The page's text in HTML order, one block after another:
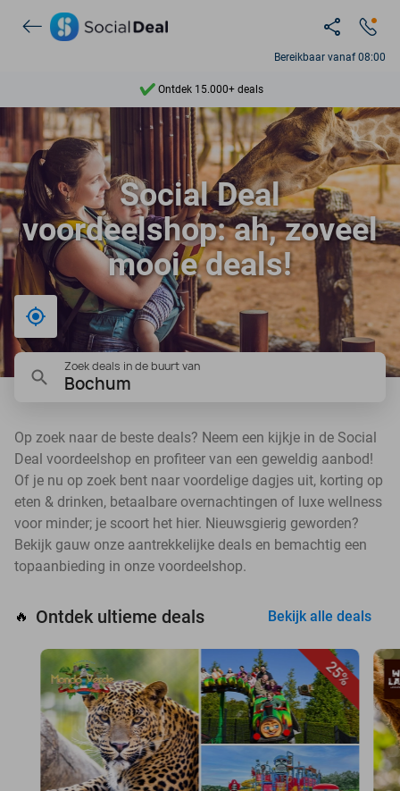
Bereikbaar vanaf 08:00
7 dagen per week beschikbaar
10+ miljoen leden
9,4
Ontdek 15.000+ deals
Social Deal
voordeelshop: ah, zoveel
mooie deals!
Bij mij in de buurt
Zoek deals in de buurt van
Bochum
Op zoek naar de beste deals? Neem een kijkje in de Social
Deal voordeelshop en profiteer van een geweldig aanbod!
Of je nu op zoek bent naar voordelige dagjes uit, korting op
eten & drinken, betaalbare overnachtingen of luxe wellness
voor minder; je scoort het hier. Nieuwsgierig geworden?
Bekijk gauw onze aantrekkelijke deals en bemachtig een
topaanbieding in onze voordeelshop.
🔥 Ontdek ultieme deals Bekijk alle deals
25%